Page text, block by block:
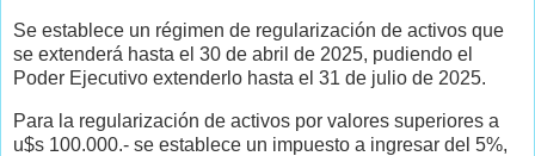
Se establece un régimen de regularización de activos que
se extenderá hasta el 30 de abril de 2025, pudiendo el
Poder Ejecutivo extenderlo hasta el 31 de julio de 2025.
Para la regularización de activos por valores superiores a
u$s 100.000.- se establece un impuesto a ingresar del 5%,